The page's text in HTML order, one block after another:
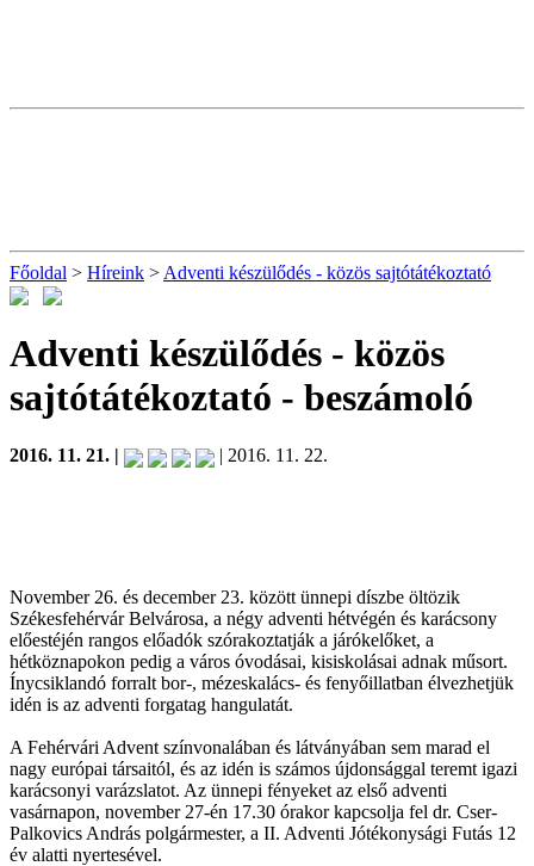
Főoldal > Híreink > Adventi készülődés - közös sajtótátékoztató
Adventi készülődés - közös
sajtótátékoztató - beszámoló
2016. 11. 21. | | 2016. 11. 22.
November 26. és december 23. között ünnepi díszbe öltözik
Székesfehérvár Belvárosa, a négy adventi hétvégén és karácsony
előestéjén rangos előadók szórakoztatják a járókelőket, a
hétköznapokon pedig a város óvodásai, kisiskolásai adnak műsort.
Ínycsiklandó forralt bor-, mézeskalács- és fenyőillatban élvezhetjük
idén is az adventi forgatag hangulatát.
A Fehérvári Advent színvonalában és látványában sem marad el
nagy európai társaitól, és az idén is számos újdonsággal teremt igazi
karácsonyi varázslatot. Az ünnepi fényeket az első adventi
vasárnapon, november 27-én 17.30 órakor kapcsolja fel dr. Cser-
Palkovics András polgármester, a II. Adventi Jótékonysági Futás 12
év alatti nyertesével.